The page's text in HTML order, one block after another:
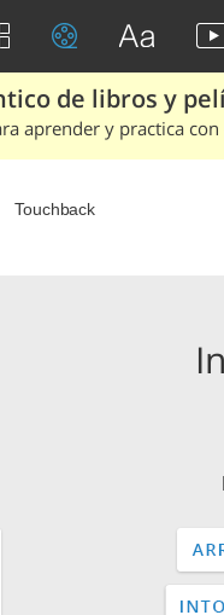
de libros y
aprender y practica
Touchback